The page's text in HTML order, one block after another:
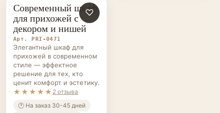
ПРИХОЖИЕ НА ЗАКАЗ
♡
Современный шкаф
для прихожей с
декором и нишей
Арт. PRI-0471
Элегантный шкаф для
прихожей в современном
стиле — эффектное
решение для тех, кто
ценит комфорт и эстетику.
★★★★★ 2 отзыва
🕐 На заказ 30-45 дней